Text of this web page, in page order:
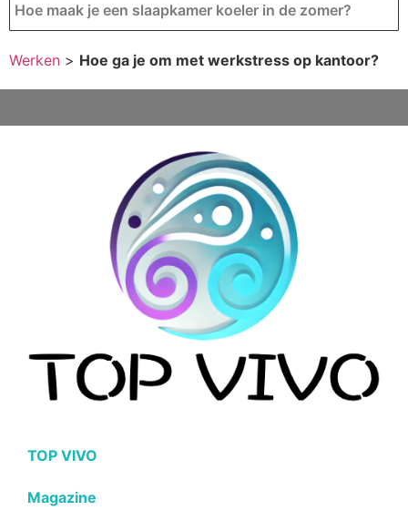
Hoe maak je een slaapkamer koeler in de zomer?
Werken > Hoe ga je om met werkstress op kantoor?
TOP VIVO
Magazine